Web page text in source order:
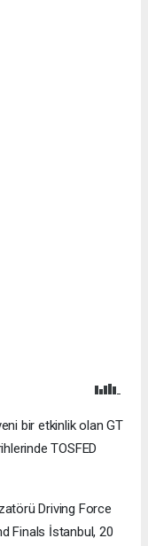
bir etkinlik olan GT
TOSFED
Driving Force
Finals İstanbul, 20